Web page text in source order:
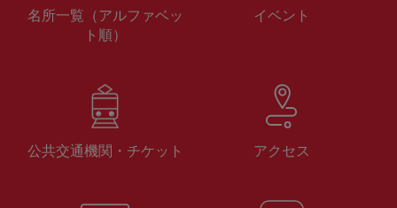
名所一覧（アルファベッ
ト順）
イベント
公共交通機関・チケット アクセス